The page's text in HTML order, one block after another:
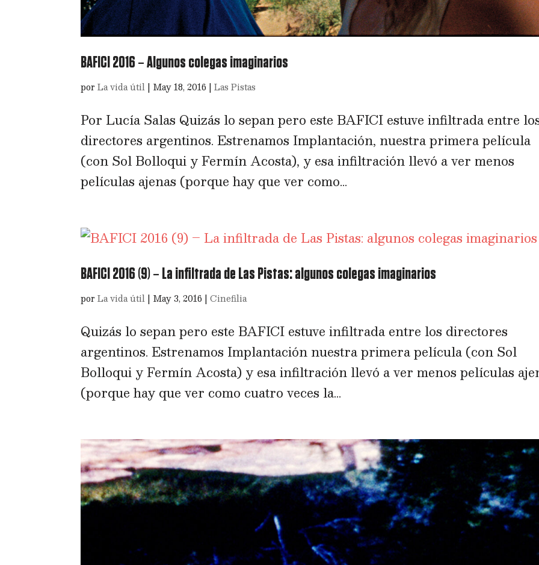
BAFICI 2016 – Algunos colegas imaginarios
porLa vida útil | May 18, 2016 |Las Pistas
Por Lucía Salas Quizás lo sepan pero este BAFICI estuve infiltrada entre
directores argentinos. Estrenamos Implantación, nuestra primera película
(con Sol Bolloqui y Fermín Acosta), y esa infiltración llevó a ver menos
películas ajenas (porque hay que ver como...
BAFICI 2016 (9) – La infiltrada de Las Pistas: algunos colegas imaginarios
porLa vida útil | May 3, 2016 |Cinefilia
Quizás lo sepan pero este BAFICI estuve infiltrada entre los directores
argentinos. Estrenamos Implantación nuestra primera película (con Sol
Bolloqui y Fermín Acosta) y esa infiltración llevó a ver menos películas
(porque hay que ver como cuatro veces la...